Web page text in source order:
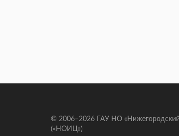
© 2006–2026 ГАУ НО
(«НОИЦ»)